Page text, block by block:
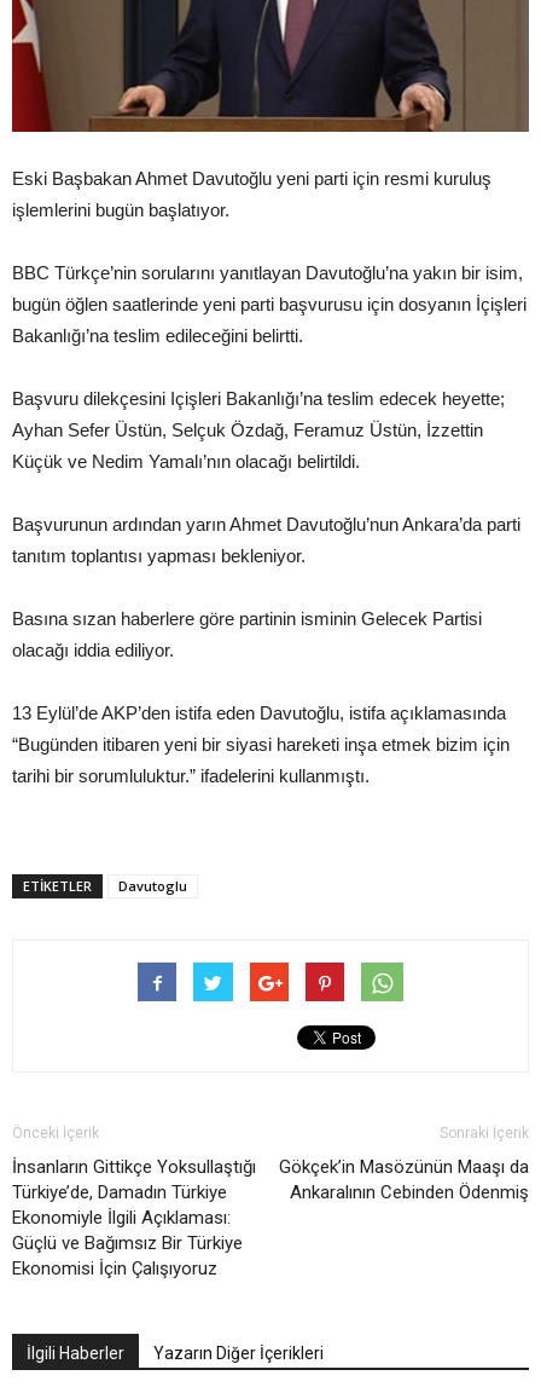
Eski Başbakan Ahmet Davutoğlu yeni parti için resmi kuruluş
işlemlerini bugün başlatıyor.
BBC Türkçe’nin sorularını yanıtlayan Davutoğlu’na yakın bir isim,
bugün öğlen saatlerinde yeni parti başvurusu için dosyanın İçişleri
Bakanlığı’na teslim edileceğini belirtti.
Başvuru dilekçesini Içişleri Bakanlığı’na teslim edecek heyette;
Ayhan Sefer Üstün, Selçuk Özdağ, Feramuz Üstün, İzzettin
Küçük ve Nedim Yamalı’nın olacağı belirtildi.
Başvurunun ardından yarın Ahmet Davutoğlu’nun Ankara’da parti
tanıtım toplantısı yapması bekleniyor.
Basına sızan haberlere göre partinin isminin Gelecek Partisi
olacağı iddia ediliyor.
13 Eylül’de AKP’den istifa eden Davutoğlu, istifa açıklamasında
“Bugünden itibaren yeni bir siyasi hareketi inşa etmek bizim için
tarihi bir sorumluluktur.” ifadelerini kullanmıştı.
ETIKETLER Davutoglu
Önceki İçerik
İnsanların Gittikçe Yoksullaştığı
Türkiye’de, Damadın Türkiye
Ekonomiyle İlgili Açıklaması:
Güçlü ve Bağımsız Bir Türkiye
Ekonomisi İçin Çalışıyoruz
Sonraki İçerik
Gökçek’in Masözünün Maaşı da
Ankaralının Cebinden Ödenmiş
İlgili Haberler Yazarın Diğer İçerikleri